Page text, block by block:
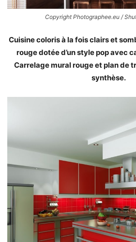
Copyright Photographee.eu /
Cuisine coloris à la fois clairs et
rouge dotée d’un style pop avec
Carrelage mural rouge et plan de
synthèse.